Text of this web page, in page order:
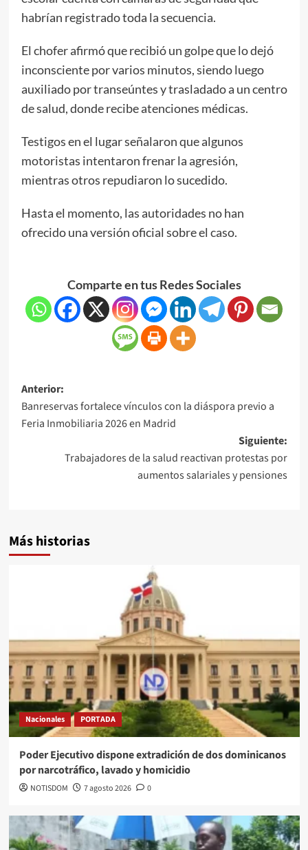
habrían registrado toda la secuencia.
El chofer afirmó que recibió un golpe que lo dejó
inconsciente por varios minutos, siendo luego
auxiliado por transeúntes y trasladado a un centro
de salud, donde recibe atenciones médicas.
Testigos en el lugar señalaron que algunos
motoristas intentaron frenar la agresión,
mientras otros repudiaron lo sucedido.
Hasta el momento, las autoridades no han
ofrecido una versión oficial sobre el caso.
Comparte en tus Redes Sociales
Anterior:
Banreservas fortalece vínculos con la diáspora previo a
Feria Inmobiliaria 2026 en Madrid
Siguiente:
Trabajadores de la salud reactivan protestas por
aumentos salariales y pensiones
Más historias
Nacionales PORTADA
Poder Ejecutivo dispone extradición de dos dominicanos
por narcotráfico, lavado y homicidio
NOTISDOM 7 agosto 2026 0